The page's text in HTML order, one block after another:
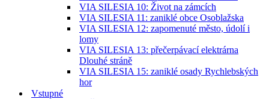
VIA SILESIA 10: Život na zámcích
VIA SILESIA 11: zaniklé obce Osoblažska
VIA SILESIA 12: zapomenuté město, údolí i
lomy
VIA SILESIA 13: přečerpávací elektrárna
Dlouhé stráně
VIA SILESIA 15: zaniklé osady Rychlebských
hor
Vstupné